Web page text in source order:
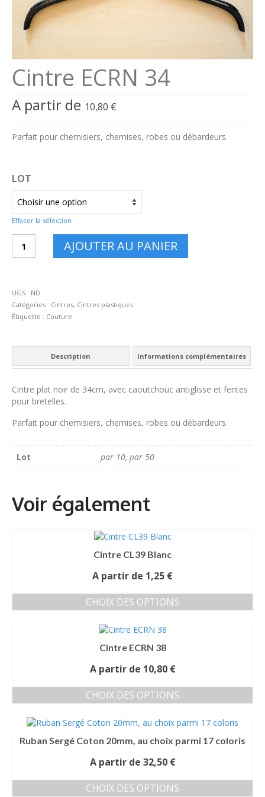
Se connecter
Connexion
Cintre ECRN 34
A partir de 10,80 €
Parfait pour chemisiers, chemises, robes ou débardeurs.
LOT
Effacer la sélection
AJOUTER AU PANIER
UGS : ND
Catégories : Cintres, Cintres plastiques
Étiquette : Couture
Description Informations complémentaires
Cintre plat noir de 34cm, avec caoutchouc antiglisse et fentes
pour bretelles.
Parfait pour chemisiers, chemises, robes ou débardeurs.
Lot par 10, par 50
Cintre CL39 Blanc
A partir de 1,25 €
CHOIX DES OPTIONS
produit
plusieurs
Les
options
peuvent
choisies
la
page
du
produit
Cintre ECRN 38
A partir de 10,80 €
CHOIX DES OPTIONS
produit
plusieurs
variations.
Les
options
peuvent
Ruban Sergé Coton 20mm, au choix parmi 17 coloris
A partir de 32,50 €
CHOIX DES OPTIONS